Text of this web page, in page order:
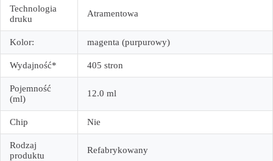
Technologia
druku
Atramentowa
Kolor: magenta (purpurowy)
Wydajność* 405 stron
Pojemność
(ml)
12.0 ml
Chip Nie
Rodzaj
produktu
Refabrykowany